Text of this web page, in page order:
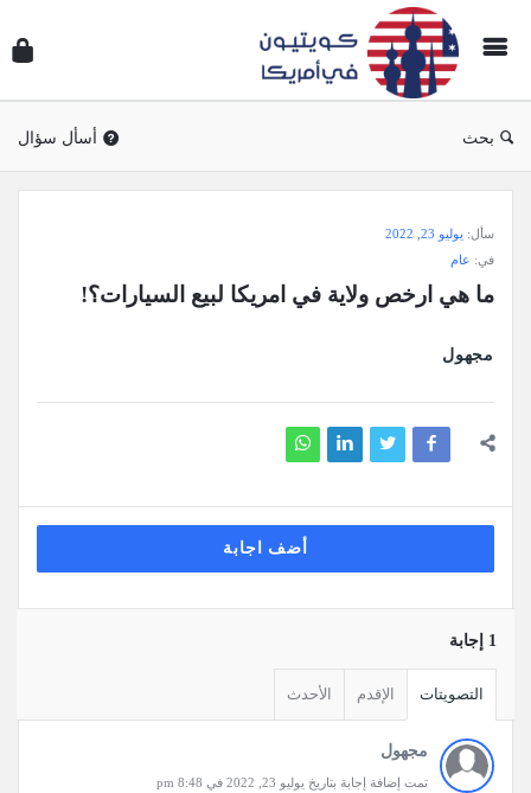
بحث أسأل سؤال
وجواب
أمريكا
سأل: يوليو 23, 2022
في: عام
ما هي ارخص ولاية في امريكا لبيع السيارات؟!
مجهول
أضف اجابة
‫1 إجابة
التصويتات الإقدم الأحدث
مجهول
تمت إضافة إجابة بتاريخ يوليو 23, 2022 في 8:48 pm